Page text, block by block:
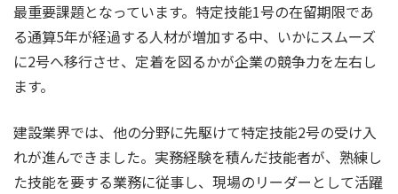
最重要課題となっています。特定技能1号の在留期限であ
る通算5年が経過する人材が増加する中、いかにスムーズ
に2号へ移行させ、定着を図るかが企業の競争力を左右し
ます。
建設業界では、他の分野に先駆けて特定技能2号の受け入
れが進んできました。実務経験を積んだ技能者が、熟練し
た技能を要する業務に従事し、現場のリーダーとして活躍